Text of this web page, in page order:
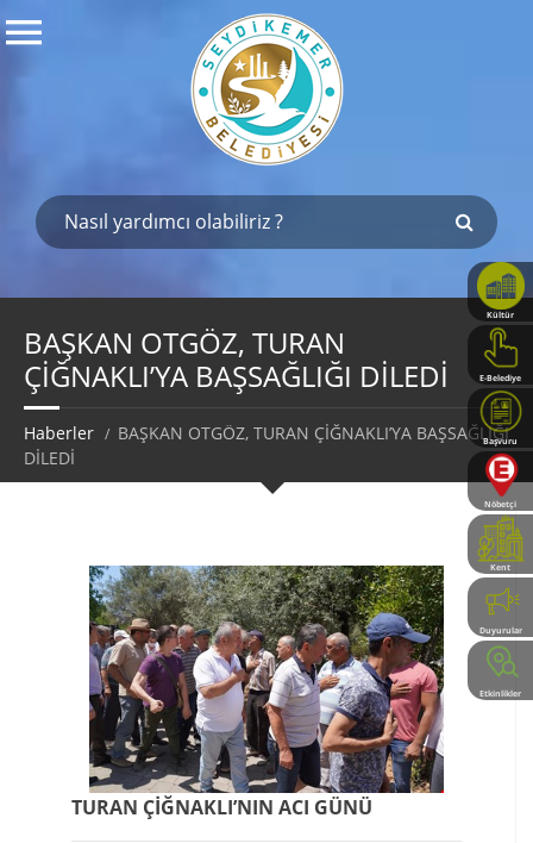
Kültür
Haritası
E-Belediye
Başvuru
Rehberi
Nöbetçi
Eczaneler
Kent
Rehberi
Duyurular
Etkinlikler
BAŞKAN OTGÖZ, TURAN
ÇİĞNAKLI’YA BAŞSAĞLIĞI DİLEDİ
Haberler
BAŞKAN OTGÖZ, TURAN ÇİĞNAKLI’YA BAŞSAĞLIĞI
DİLEDİ
TURAN ÇİĞNAKLI’NIN ACI GÜNÜ